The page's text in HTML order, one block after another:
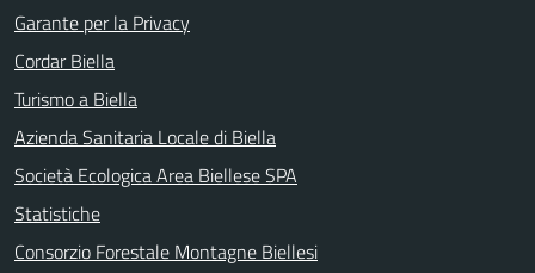
Garante per la Privacy
Cordar Biella
Turismo a Biella
Azienda Sanitaria Locale di Biella
Società Ecologica Area Biellese SPA
Statistiche
Consorzio Forestale Montagne Biellesi